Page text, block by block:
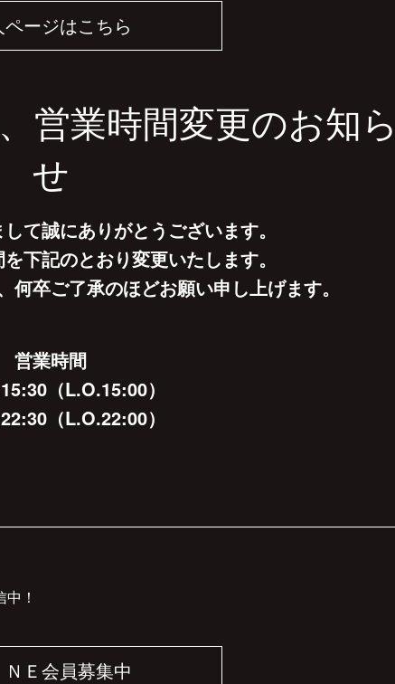
ページはこちら
営業時間変更のお知ら
せ
て誠にありがとうございます。
下記のとおり変更いたします。
何卒ご了承のほどお願い申し上げます。
営業時間
（L.O.15:00）
（L.O.22:00）
！
ＮＥ会員募集中